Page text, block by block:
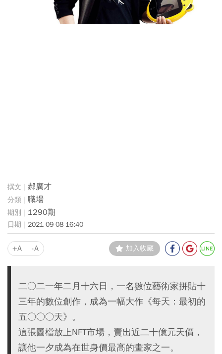
郝廣才
職場
1290期
2021-09-08 16:40
+A -A 加入收藏
二○二一年二月十六日，一名數位藝術家拼貼十
三年的數位創作，成為一幅大作《每天：最初的
五○○○天》。
這張圖檔放上NFT市場，賣出近二十億元天價，
讓他一夕成為在世身價最高的畫家之一。